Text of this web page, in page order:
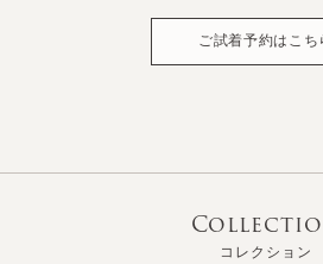
ご試着予約はこち
コレクション